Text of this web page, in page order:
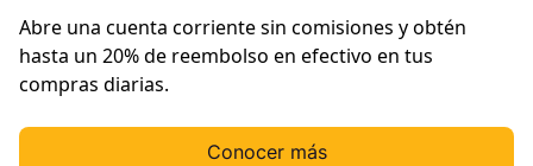
Abre una cuenta corriente sin comisiones y obtén
hasta un 20% de reembolso en efectivo en tus
compras diarias.
Conocer más